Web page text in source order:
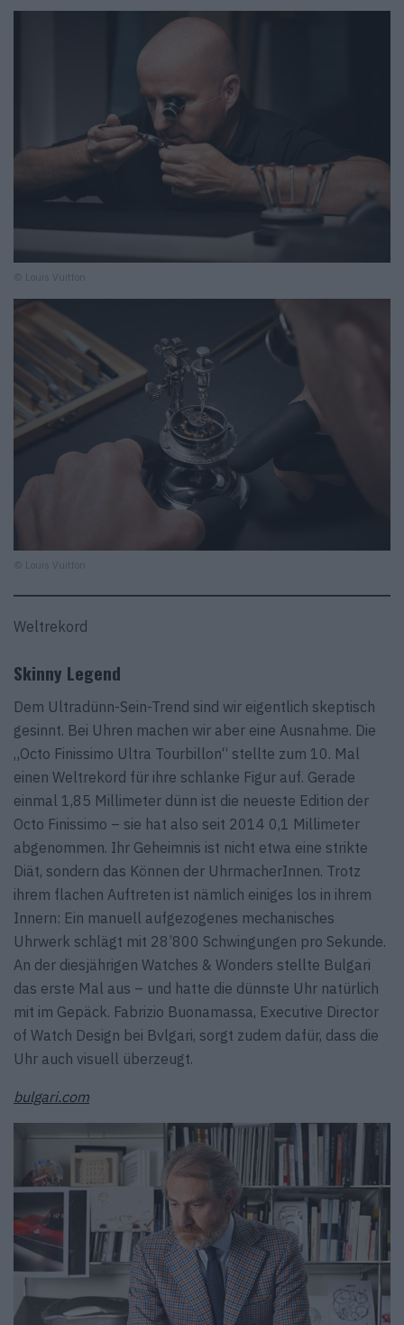
© Louis Vuitton
© Louis Vuitton
Weltrekord
Skinny Legend
Dem Ultradünn-Sein-Trend sind wir eigentlich skeptisch
gesinnt. Bei Uhren machen wir aber eine Ausnahme. Die
„Octo Finissimo Ultra Tourbillon“ stellte zum 10. Mal
einen Weltrekord für ihre schlanke Figur auf. Gerade
einmal 1,85 Millimeter dünn ist die neueste Edition der
Octo Finissimo – sie hat also seit 2014 0,1 Millimeter
abgenommen. Ihr Geheimnis ist nicht etwa eine strikte
Diät, sondern das Können der UhrmacherInnen. Trotz
ihrem flachen Auftreten ist nämlich einiges los in ihrem
Innern: Ein manuell aufgezogenes mechanisches
Uhrwerk schlägt mit 28’800 Schwingungen pro Sekunde.
An der diesjährigen Watches & Wonders stellte Bulgari
das erste Mal aus – und hatte die dünnste Uhr natürlich
mit im Gepäck. Fabrizio Buonamassa, Executive Director
of Watch Design bei Bvlgari, sorgt zudem dafür, dass die
Uhr auch visuell überzeugt.
bulgari.com